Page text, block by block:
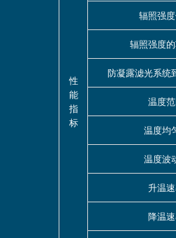
性
能
指
标
辐照强
辐照强度
防凝露滤光系统
温度
温度均
温度波
升温
降温